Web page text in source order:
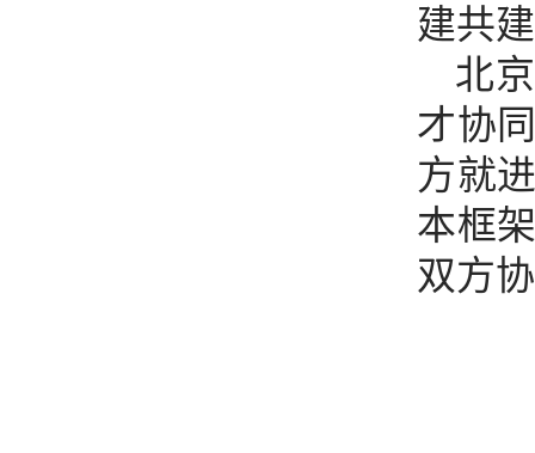
建共
北
才协
方就
本框
双方